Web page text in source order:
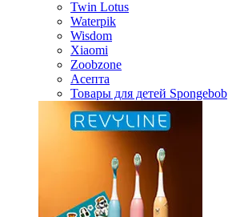
Twin Lotus
Waterpik
Wisdom
Xiaomi
Zoobzone
Асепта
Товары для детей Spongebob